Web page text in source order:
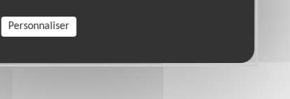
Personnaliser